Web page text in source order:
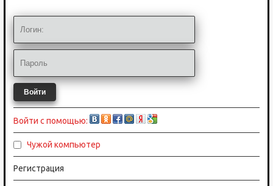
Войти
Войти с помощью:
Чужой компьютер
Регистрация